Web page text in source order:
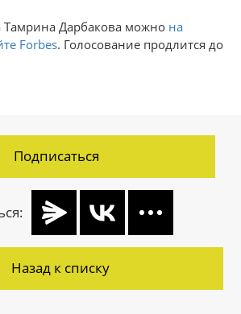
Тамрина Дарбакова можно на
Forbes. Голосование продлится до
Подписаться
Назад к списку